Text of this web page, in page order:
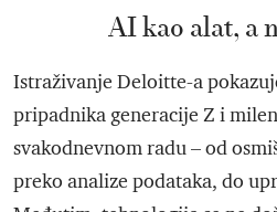
AI kao alat, a
Istraživanje Deloitte-a
pripadnika generacije Z i
svakodnevnom radu – od
preko analize podataka, do